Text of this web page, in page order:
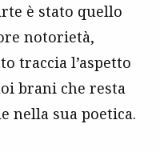
è stato quello
notorietà,
traccia l’aspetto
brani che resta
nella sua poetica.